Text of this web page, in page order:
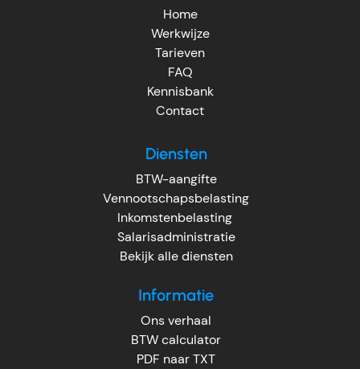
Home
Werkwijze
Tarieven
FAQ
Kennisbank
Contact
Diensten
BTW-aangifte
Vennootschapsbelasting
Inkomstenbelasting
Salarisadministratie
Bekijk alle diensten
Informatie
Ons verhaal
BTW calculator
PDF naar TXT